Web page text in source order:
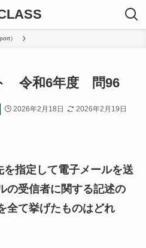
）
令和6年度 問96
2026年2月18日 2026年2月19日
指定して電子メールを送
の受信者に関する記述の
全て挙げたものはどれ